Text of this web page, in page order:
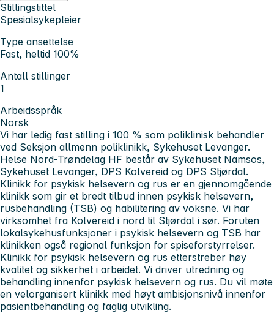
Stillingstittel
Spesialsykepleier
Type ansettelse
Fast, heltid 100%
Antall stillinger
1
Arbeidsspråk
Norsk
Vi har ledig fast stilling i 100 % som poliklinisk behandler
ved Seksjon allmenn poliklinikk, Sykehuset Levanger.
Helse Nord-Trøndelag HF består av Sykehuset Namsos,
Sykehuset Levanger, DPS Kolvereid og DPS Stjørdal.
Klinikk for psykisk helsevern og rus er en gjennomgående
klinikk som gir et bredt tilbud innen psykisk helsevern,
rusbehandling (TSB) og habilitering av voksne. Vi har
virksomhet fra Kolvereid i nord til Stjørdal i sør. Foruten
lokalsykehusfunksjoner i psykisk helsevern og TSB har
klinikken også regional funksjon for spiseforstyrrelser.
Klinikk for psykisk helsevern og rus etterstreber høy
kvalitet og sikkerhet i arbeidet. Vi driver utredning og
behandling innenfor psykisk helsevern og rus. Du vil møte
en velorganisert klinikk med høyt ambisjonsnivå innenfor
pasientbehandling og faglig utvikling.